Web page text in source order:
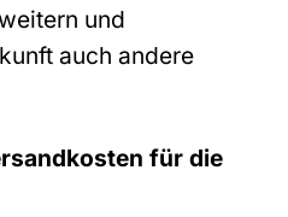
und
auch andere
für die